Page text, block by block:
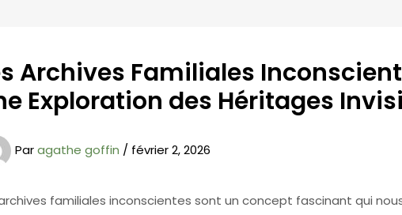
Archives Familiales
Exploration des Héritages
Paragathe goffin / février 2, 2026
familiales inconscientes sont un concept fascinant qui